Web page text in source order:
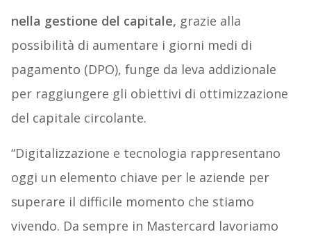
nella gestione del capitale, grazie alla
possibilità di aumentare i giorni medi di
pagamento (DPO), funge da leva addizionale
per raggiungere gli obiettivi di ottimizzazione
del capitale circolante.
“Digitalizzazione e tecnologia rappresentano
oggi un elemento chiave per le aziende per
superare il difficile momento che stiamo
vivendo. Da sempre in Mastercard lavoriamo